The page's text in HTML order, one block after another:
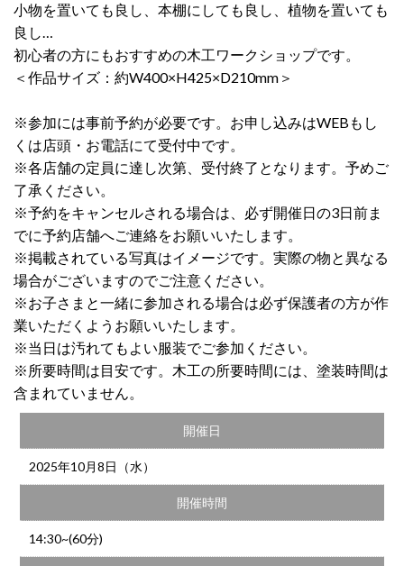
小物を置いても良し、本棚にしても良し、植物を置いても
良し…
初心者の方にもおすすめの木工ワークショップです。
＜作品サイズ：約W400×H425×D210mm＞
※参加には事前予約が必要です。お申し込みはWEBもし
くは店頭・お電話にて受付中です。
※各店舗の定員に達し次第、受付終了となります。予めご
了承ください。
※予約をキャンセルされる場合は、必ず開催日の3日前ま
でに予約店舗へご連絡をお願いいたします。
※掲載されている写真はイメージです。実際の物と異なる
場合がございますのでご注意ください。
※お子さまと一緒に参加される場合は必ず保護者の方が作
業いただくようお願いいたします。
※当日は汚れてもよい服装でご参加ください。
※所要時間は目安です。木工の所要時間には、塗装時間は
含まれていません。
開催日
2025年10月8日（水）
開催時間
14:30~(60分)